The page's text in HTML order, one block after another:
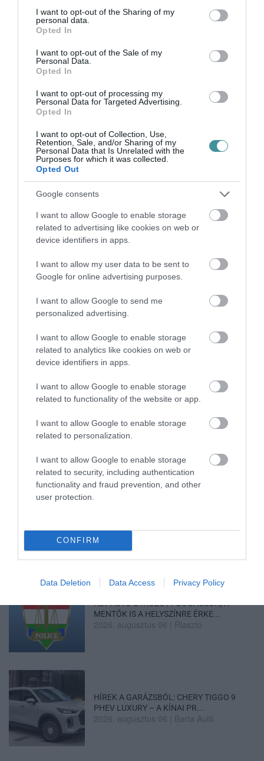
not limited to your visit or usage behaviour. You may click to
grant or deny consent to Google and its third-party tags to
use your data for below specified purposes in below Google
consent section.
I want to opt-out of the Sharing of my
personal data.
Opted In
I want to opt-out of the Sale of my
Personal Data.
Opted In
I want to opt-out of processing my
Personal Data for Targeted Advertising.
Opted In
I want to opt-out of Collection, Use,
Retention, Sale, and/or Sharing of my
Personal Data that Is Unrelated with the
Purposes for which it was collected.
Opted Out
Google consents
I want to allow Google to enable storage
related to advertising like cookies on web or
device identifiers in apps.
I want to allow my user data to be sent to
Google for online advertising purposes.
I want to allow Google to send me
personalized advertising.
I want to allow Google to enable storage
related to analytics like cookies on web or
device identifiers in apps.
I want to allow Google to enable storage
related to functionality of the website or app.
I want to allow Google to enable storage
related to personalization.
I want to allow Google to enable storage
related to security, including authentication
functionality and fraud prevention, and other
user protection.
CONFIRM
Data Deletion Data Access Privacy Policy
DIGITÁLIS TANULÁS ELŐNYEI
2026. augusztus 07 Promóció
ÚJRAINDULNAK A KORÁBBAN
LEÁLLÍTOTT SZOLGÁLTATÁSOK AZ EGRI...
2026. augusztus 07|Eger ügye
TÍZ ÉVE NEM VOLT ILYEN ALACSONY AZ
INFLÁCIÓ MAGYARORSZÁGON
2026. augusztus 07
MINDHÁROM ÜTEMBEN DOLGOZNAK A 25-
2026. augusztus 07|Eger ügye
HALMENTÉS SZARVASKŐNÉL: ŐSHONOS
ÉS VÉDETT HALAKAT MENTETT...
2026. augusztus 07
KÉT AUTÓ ÜTKÖZÖTT BOGÁCSON, A
MENTŐK IS A HELYSZÍNRE ÉRKE...
2026. augusztus 06 Riasztó
HÍREK A GARÁZSBÓL: CHERY TIGGO 9
PHEV LUXURY – A KÍNAI PR...
2026. augusztus 06 Barta Autó